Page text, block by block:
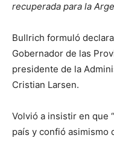
recuperada para la
Bullrich formuló
Gobernador de las
presidente de la
Cristian Larsen.
Volvió a insistir en que “
país y confió asimismo